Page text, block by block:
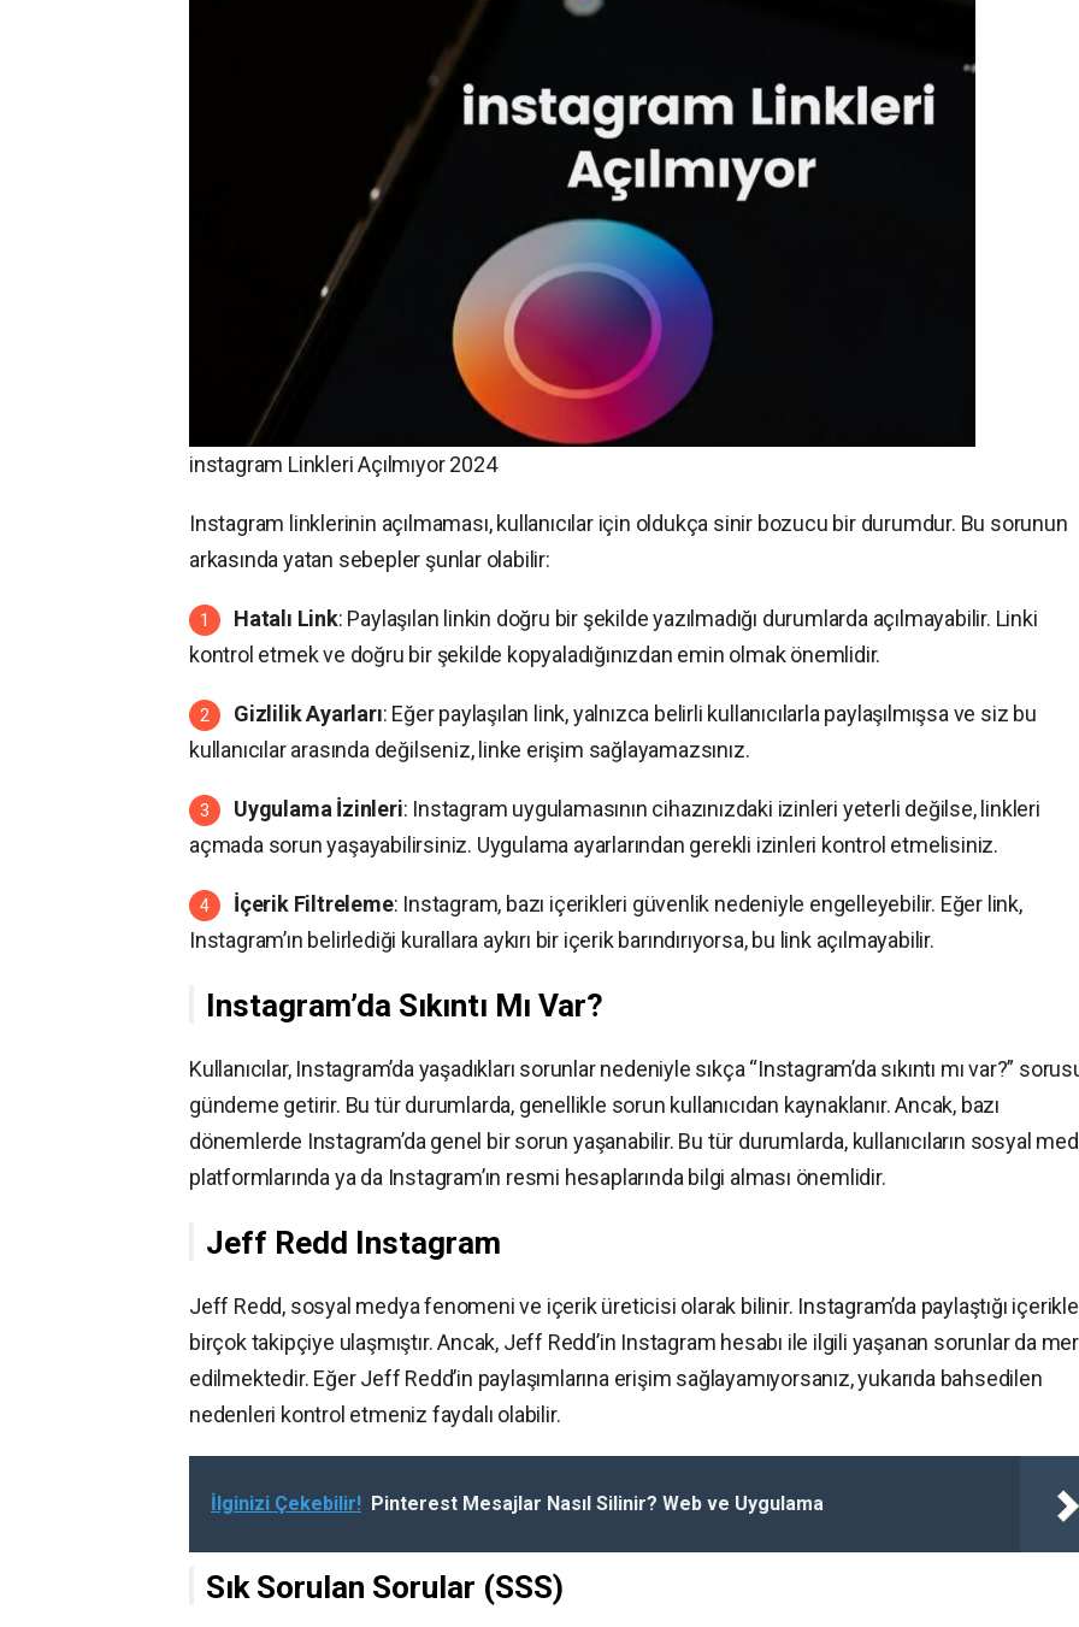
instagram Linkleri Açılmıyor 2024
Instagram linklerinin açılmaması, kullanıcılar için oldukça sinir bozucu bir durumdur. Bu sorunun
arkasında yatan sebepler şunlar olabilir:
Hatalı Link: Paylaşılan linkin doğru bir şekilde yazılmadığı durumlarda açılmayabilir. Linki
kontrol etmek ve doğru bir şekilde kopyaladığınızdan emin olmak önemlidir.
Gizlilik Ayarları: Eğer paylaşılan link, yalnızca belirli kullanıcılarla paylaşılmışsa ve siz bu
kullanıcılar arasında değilseniz, linke erişim sağlayamazsınız.
Uygulama İzinleri: Instagram uygulamasının cihazınızdaki izinleri yeterli değilse, linkleri
açmada sorun yaşayabilirsiniz. Uygulama ayarlarından gerekli izinleri kontrol etmelisiniz.
İçerik Filtreleme: Instagram, bazı içerikleri güvenlik nedeniyle engelleyebilir. Eğer link,
Instagram’ın belirlediği kurallara aykırı bir içerik barındırıyorsa, bu link açılmayabilir.
Instagram’da Sıkıntı Mı Var?
Kullanıcılar, Instagram’da yaşadıkları sorunlar nedeniyle sıkça “Instagram’da sıkıntı mı var?”
gündeme getirir. Bu tür durumlarda, genellikle sorun kullanıcıdan kaynaklanır. Ancak, bazı
dönemlerde Instagram’da genel bir sorun yaşanabilir. Bu tür durumlarda, kullanıcıların sosyal
platformlarında ya da Instagram’ın resmi hesaplarında bilgi alması önemlidir.
Jeff Redd Instagram
Jeff Redd, sosyal medya fenomeni ve içerik üreticisi olarak bilinir. Instagram’da paylaştığı
birçok takipçiye ulaşmıştır. Ancak, Jeff Redd’in Instagram hesabı ile ilgili yaşanan sorunlar da
edilmektedir. Eğer Jeff Redd’in paylaşımlarına erişim sağlayamıyorsanız, yukarıda bahsedilen
nedenleri kontrol etmeniz faydalı olabilir.
İlginizi Çekebilir! Pinterest Mesajlar Nasıl Silinir? Web ve Uygulama
Sık Sorulan Sorular (SSS)